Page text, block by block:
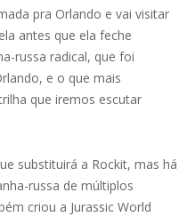
pra Orlando e vai visitar
antes que ela feche
russa radical, que foi
e o que mais
que iremos escutar
substituirá a Rockit, mas há
russa de múltiplos
criou a Jurassic World